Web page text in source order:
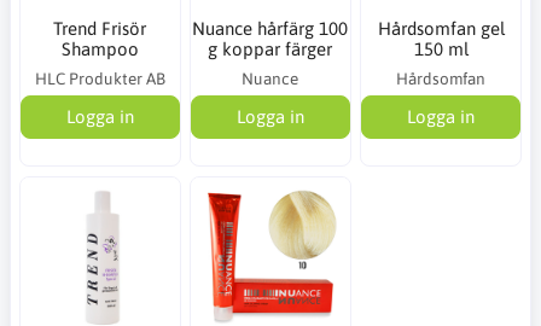
Trend Frisör
Shampoo
HLC Produkter AB
Logga in
Nuance hårfärg 100
g koppar färger
Nuance
Logga in
Hårdsomfan gel
150 ml
Hårdsomfan
Logga in